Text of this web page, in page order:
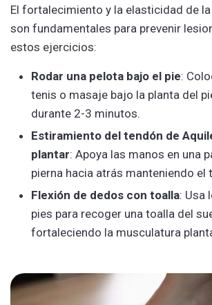
El fortalecimiento y la elasticidad de
son fundamentales para prevenir
estos ejercicios:
Rodar una pelota bajo el pie:
tenis o masaje bajo la planta del
durante 2-3 minutos.
Estiramiento del tendón de
plantar: Apoya las manos en una
pierna hacia atrás manteniendo el
Flexión de dedos con toalla: Usa
pies para recoger una toalla del
fortaleciendo la musculatura